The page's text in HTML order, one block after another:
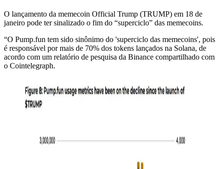
O lançamento da memecoin Official Trump (TRUMP) em 18 de
janeiro pode ter sinalizado o fim do “superciclo” das memecoins.
“O Pump.fun tem sido sinônimo do 'superciclo das memecoins', pois
é responsável por mais de 70% dos tokens lançados na Solana, de
acordo com um relatório de pesquisa da Binance compartilhado com
o Cointelegraph.